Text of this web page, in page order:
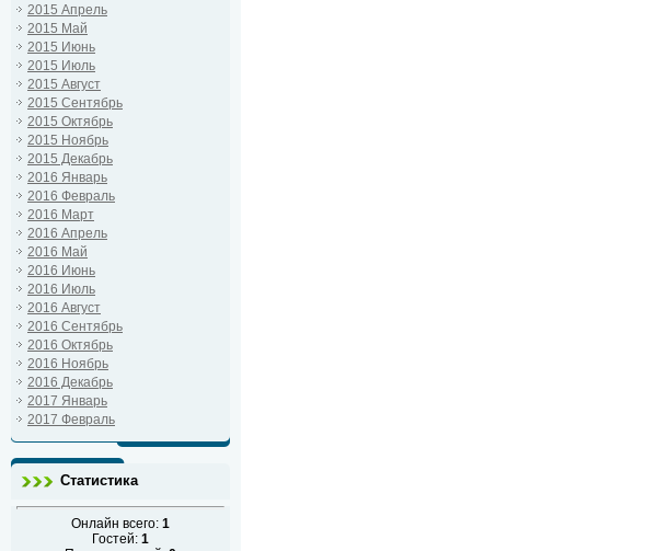
2015 Апрель
2015 Май
2015 Июнь
2015 Июль
2015 Август
2015 Сентябрь
2015 Октябрь
2015 Ноябрь
2015 Декабрь
2016 Январь
2016 Февраль
2016 Март
2016 Апрель
2016 Май
2016 Июнь
2016 Июль
2016 Август
2016 Сентябрь
2016 Октябрь
2016 Ноябрь
2016 Декабрь
2017 Январь
2017 Февраль
Статистика
Онлайн всего: 1
Гостей: 1